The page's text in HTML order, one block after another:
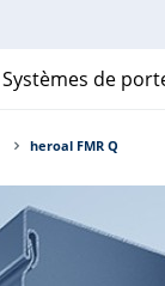
Systèmes de
heroal FMR Q